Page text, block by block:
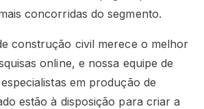
concorridas do segmento.
construção civil merece o melhor
online, e nossa equipe de
em produção de
estão à disposição para criar a